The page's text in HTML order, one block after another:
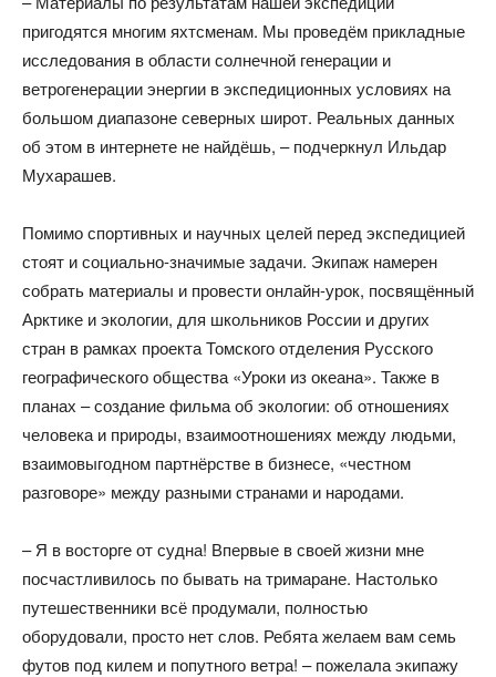
пригодятся многим яхтсменам. Мы проведём прикладные
исследования в области солнечной генерации и
ветрогенерации энергии в экспедиционных условиях на
большом диапазоне северных широт. Реальных данных
об этом в интернете не найдёшь, – подчеркнул Ильдар
Мухарашев.
Помимо спортивных и научных целей перед экспедицией
стоят и социально-значимые задачи. Экипаж намерен
собрать материалы и провести онлайн-урок, посвящённый
Арктике и экологии, для школьников России и других
стран в рамках проекта Томского отделения Русского
географического общества «Уроки из океана». Также в
планах – создание фильма об экологии: об отношениях
человека и природы, взаимоотношениях между людьми,
взаимовыгодном партнёрстве в бизнесе, «честном
разговоре» между разными странами и народами.
– Я в восторге от судна! Впервые в своей жизни мне
посчастливилось по бывать на тримаране. Настолько
путешественники всё продумали, полностью
оборудовали, просто нет слов. Ребята желаем вам семь
футов под килем и попутного ветра! – пожелала экипажу